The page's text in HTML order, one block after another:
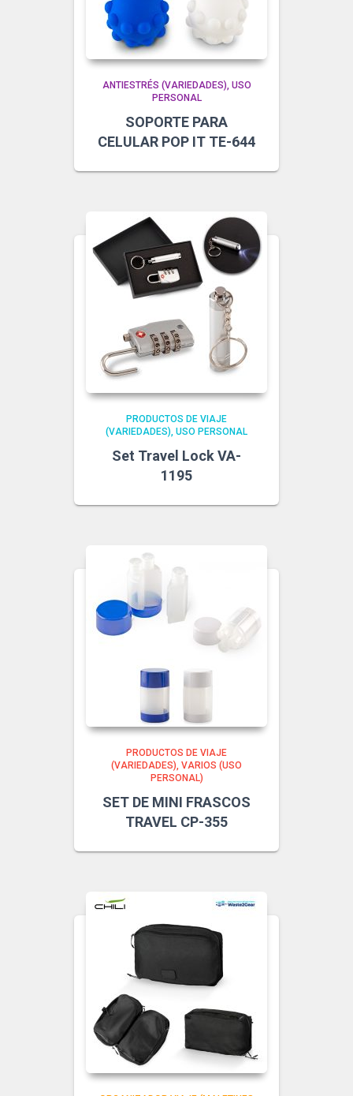
ANTIESTRÉS (VARIEDADES) USO
PERSONAL
SOPORTE PARA
CELULAR POP IT TE-644
PRODUCTOS DE VIAJE
(VARIEDADES) USO PERSONAL
Set Travel Lock VA-
1195
PRODUCTOS DE VIAJE
(VARIEDADES) VARIOS (USO
PERSONAL)
SET DE MINI FRASCOS
TRAVEL CP-355